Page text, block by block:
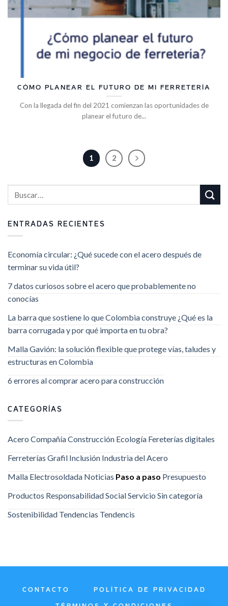
CÓMO PLANEAR EL FUTURO DE MI FERRETERÍA
Con la llegada del fin del 2021 comienzan las oportunidades de
planear el futuro de...
1 2
ENTRADAS RECIENTES
Economía circular: ¿Qué sucede con el acero después de
terminar su vida útil?
7 datos curiosos sobre el acero que probablemente no
conocías
La barra que sostiene lo que Colombia construye ¿Qué es la
barra corrugada y por qué importa en tu obra?
Malla Gavión: la solución flexible que protege vías, taludes y
estructuras en Colombia
6 errores al comprar acero para construcción
CATEGORÍAS
Acero CompañíaConstrucción Ecología Fereterías digitales
Ferreterías Grafil Inclusión Industria del Acero
Malla Electrosoldada Noticias Paso a paso Presupuesto
Productos Responsabilidad SocialServicio Sin categoría
Sostenibilidad Tendencias Tendencis
CONTACTO POLÍTICA DE PRIVACIDAD